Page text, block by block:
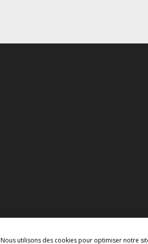
Nous utilisons des cookies pour optimiser notre